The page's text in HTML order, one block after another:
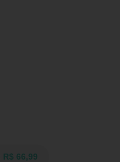
R$ 66,99